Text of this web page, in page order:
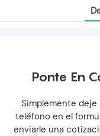
Ponte En
Simplemente
teléfono en el
enviarle una